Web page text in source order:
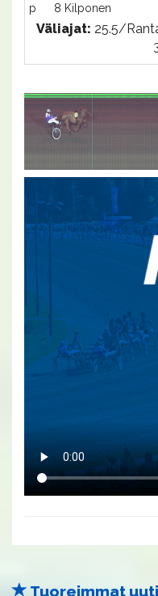
p 8 Kilponen
Väliajat: 25.5/
Tuoreimmat